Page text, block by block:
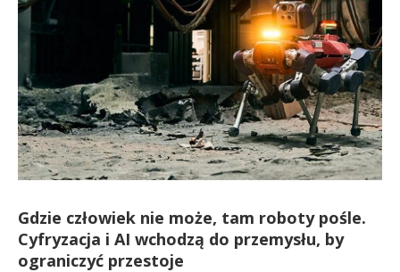
Gdzie człowiek nie może, tam roboty pośle.
Cyfryzacja i AI wchodzą do przemysłu, by
ograniczyć przestoje